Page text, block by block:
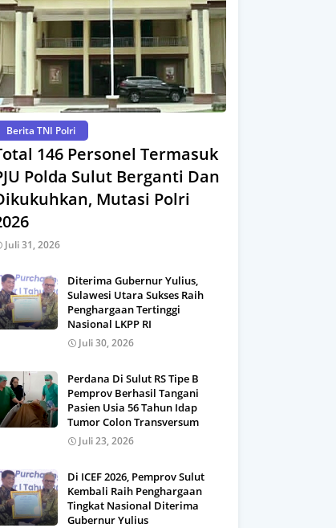
Berita TNI Polri
146 Personel Termasuk
Polda Sulut Berganti Dan
Mutasi Polri
Juli 31, 2026
Diterima Gubernur Yulius,
Sulawesi Utara Sukses Raih
Penghargaan Tertinggi
Nasional LKPP RI
Juli 30, 2026
Perdana Di Sulut RS Tipe B
Pemprov Berhasil Tangani
Pasien Usia 56 Tahun Idap
Tumor Colon Transversum
Juli 23, 2026
Di ICEF 2026, Pemprov Sulut
Kembali Raih Penghargaan
Tingkat Nasional Diterima
Gubernur Yulius